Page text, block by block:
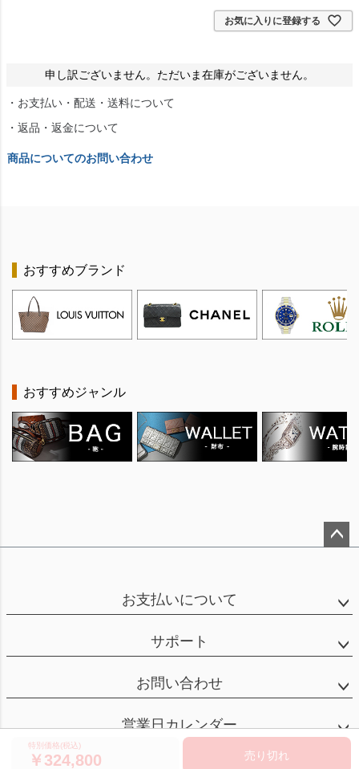
お気に入りに登録する
申し訳ございません。ただいま在庫がございません。
・お支払い・配送・送料について
・返品・返金について
商品についてのお問い合わせ
特別価格(税込)
324,800 売り切れ
おすすめブランド
おすすめジャンル
お支払いについて
サポート
お問い合わせ
営業日カレンダー